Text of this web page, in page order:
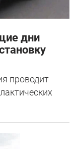
дни
проводит